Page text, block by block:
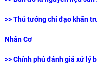
>>Thủ tướng chỉ đạo khẩn
Nhân Cơ
>>Chính phủ đánh giá xử lý